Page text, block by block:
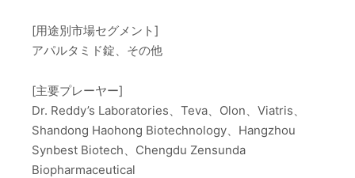
[用途別市場セグメント]
アパルタミド錠、その他
[主要プレーヤー]
Dr. Reddy’s Laboratories、Teva、Olon、Viatris、
Shandong Haohong Biotechnology、Hangzhou
Synbest Biotech、Chengdu Zensunda
Biopharmaceutical